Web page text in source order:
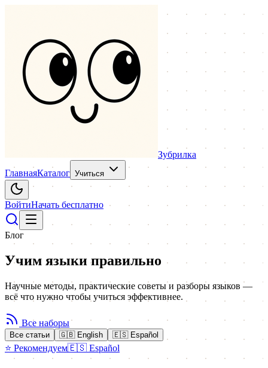
Зубрилка
ГлавнаяКаталог Учиться
ВойтиНачать бесплатно
Блог
Учим языки правильно
Научные методы, практические советы и разборы языков —
всё что нужно чтобы учиться эффективнее.
Все наборы
Все статьи 🇬🇧 English 🇪🇸 Español
⭐ Рекомендуем🇪🇸 Español